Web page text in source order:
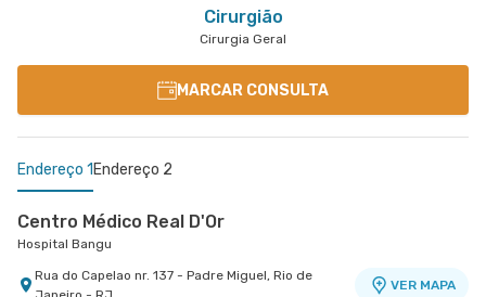
Cirurgião
Cirurgia Geral
MARCAR CONSULTA
Endereço 1 Endereço 2
Centro Médico Real D'Or
Hospital Bangu
Rua do Capelao nr. 137 - Padre Miguel, Rio de
VER MAPA